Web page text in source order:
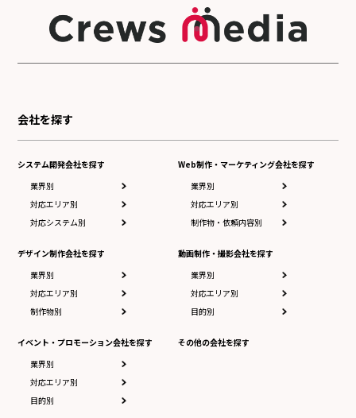
会社を探す
システム開発会社を探す
業界別
対応エリア別
対応システム別
デザイン制作会社を探す
業界別
対応エリア別
制作物別
イベント・プロモーション会社を探す
業界別
対応エリア別
目的別
Web制作・マーケティング会社を探す
業界別
対応エリア別
制作物・依頼内容別
動画制作・撮影会社を探す
業界別
対応エリア別
目的別
その他の会社を探す